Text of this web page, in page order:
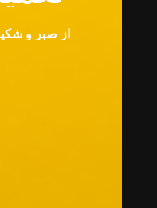
از صبر و